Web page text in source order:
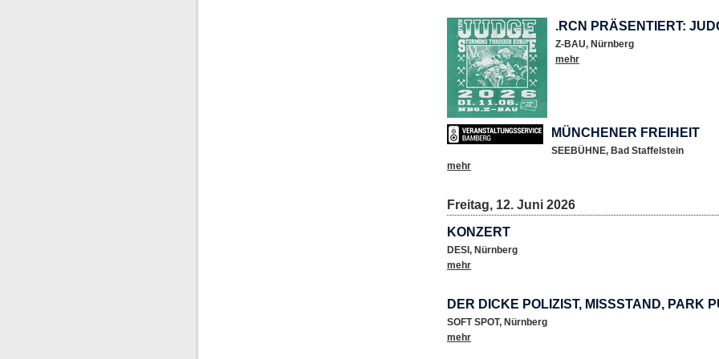
.RCN PRÄSENTIERT:
Z-BAU, Nürnberg
mehr
MÜNCHENER FREIHEIT
SEEBÜHNE, Bad Staffelstein
mehr
Freitag, 12. Juni 2026
KONZERT
DESI , Nürnberg
mehr
DER DICKE POLIZIST, MISSSTAND, PARK
SOFT SPOT, Nürnberg
mehr